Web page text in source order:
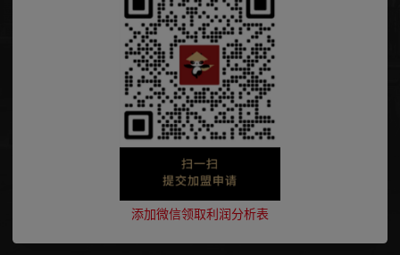
添加微信领取利润分析表